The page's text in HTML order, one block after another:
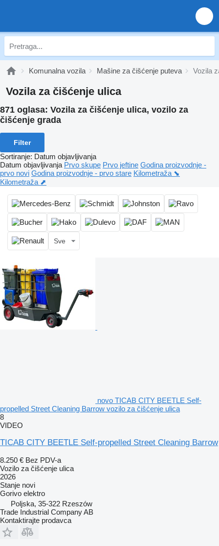
Komunalna vozila Mašine za čišćenje puteva Vozila
Vozila za čišćenje ulica
871 oglasa: Vozila za čišćenje ulica, vozilo za
čišćenje grada
Filter
Sortiranje: Datum objavljivanja
Datum objavljivanja Prvo skupe Prvo jeftine Godina proizvodnje -
prvo novi Godina proizvodnje - prvo stare Kilometraža ⬊
Kilometraža ⬈
Sve
novo TICAB CITY BEETLE Self-
propelled Street Cleaning Barrow vozilo za čišćenje ulica
8
VIDEO
TICAB CITY BEETLE Self-propelled Street Cleaning Barrow
8.250 € Bez PDV-a
Vozilo za čišćenje ulica
2026
Stanje novi
Gorivo elektro
Poljska, 35-322 Rzeszów
Trade Industrial Company AB
Kontaktirajte prodavca